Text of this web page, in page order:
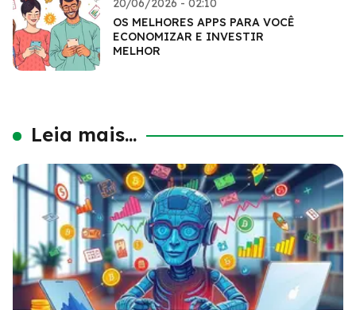
20/06/2026 - 02:10
OS MELHORES APPS PARA VOCÊ
ECONOMIZAR E INVESTIR
MELHOR
Leia mais...